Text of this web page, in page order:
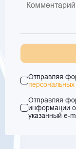
Отправляя
Отправляя
информации
указанный e-